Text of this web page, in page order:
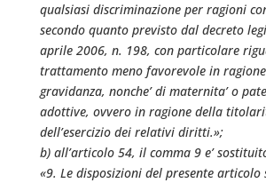
qualsiasi discriminazione per ragioni
secondo quanto previsto dal decreto
aprile 2006, n. 198, con particolare
trattamento meno favorevole in
gravidanza, nonche’ di maternita’ o
adottive, ovvero in ragione della
dell’esercizio dei relativi diritti.»;
b) all’articolo 54, il comma 9 e’
«9. Le disposizioni del presente articolo